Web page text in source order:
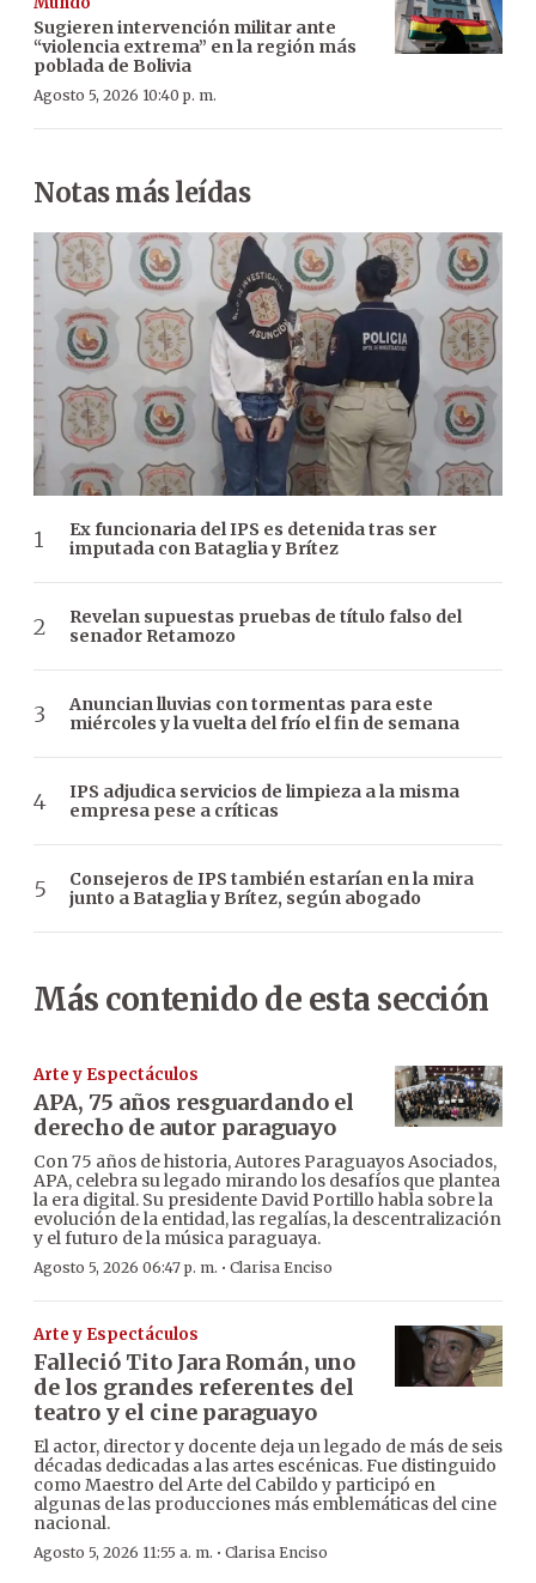
Sugieren intervención militar ante
“violencia extrema” en la región más
poblada de Bolivia
Agosto 5, 2026 10:40 p. m.
Notas más leídas
Ex funcionaria del IPS es detenida tras ser
imputada con Bataglia y Brítez
Revelan supuestas pruebas de título falso del
senador Retamozo
Anuncian lluvias con tormentas para este
miércoles y la vuelta del frío el fin de semana
IPS adjudica servicios de limpieza a la misma
empresa pese a críticas
Consejeros de IPS también estarían en la mira
junto a Bataglia y Brítez, según abogado
Más contenido de esta sección
Arte y Espectáculos
APA, 75 años resguardando el
derecho de autor paraguayo
Con 75 años de historia, Autores Paraguayos Asociados,
APA, celebra su legado mirando los desafíos que plantea
la era digital. Su presidente David Portillo habla sobre la
evolución de la entidad, las regalías, la descentralización
y el futuro de la música paraguaya.
Agosto 5, 2026 06:47 p. m. · Clarisa Enciso
Arte y Espectáculos
Falleció Tito Jara Román, uno
de los grandes referentes del
teatro y el cine paraguayo
El actor, director y docente deja un legado de más de seis
décadas dedicadas a las artes escénicas. Fue distinguido
como Maestro del Arte del Cabildo y participó en
algunas de las producciones más emblemáticas del cine
nacional.
Agosto 5, 2026 11:55 a. m. · Clarisa Enciso